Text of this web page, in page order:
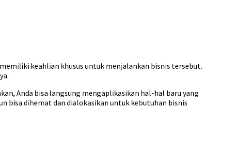
keahlian khusus untuk menjalankan bisnis tersebut.
Anda bisa langsung mengaplikasikan hal-hal baru yang
bisa dihemat dan dialokasikan untuk kebutuhan bisnis